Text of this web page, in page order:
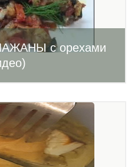
с орехами